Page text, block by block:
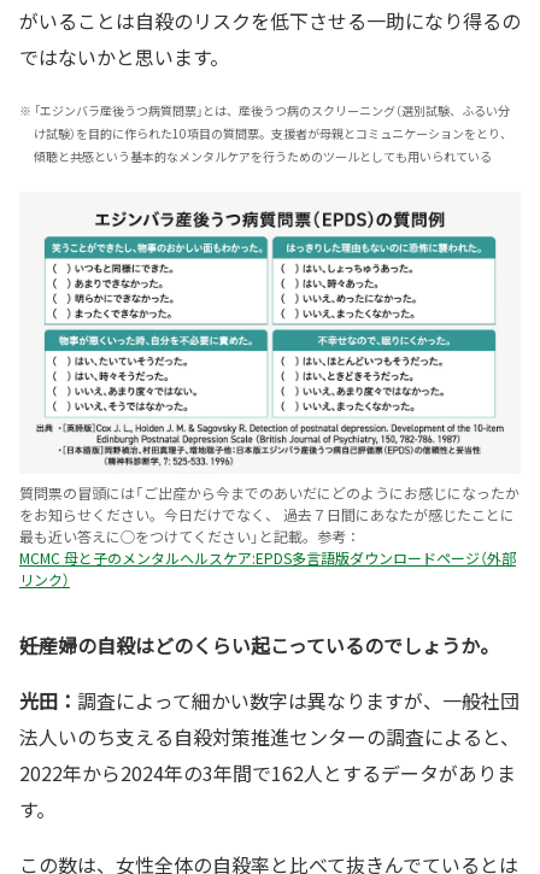
がいることは自殺のリスクを低下させる一助になり得るの
ではないかと思います。
※ 「エジンバラ産後うつ病質問票」とは、産後うつ病のスクリーニング（選別試験、ふるい分
け試験）を目的に作られた10項目の質問票。支援者が母親とコミュニケーションをとり、
傾聴と共感という基本的なメンタルケアを行うためのツールとしても用いられている
質問票の冒頭には「ご出産から今までのあいだにどのようにお感じになったか
をお知らせください。今日だけでなく、 過去７日間にあなたが感じたことに
最も近い答えに○をつけてください」と記載。参考：
MCMC 母と子のメンタルヘルスケア:EPDS多言語版ダウンロードページ（外部
リンク）
――妊産婦の自殺はどのくらい起こっているのでしょうか。
光田： 調査によって細かい数字は異なりますが、一般社団
法人いのち支える自殺対策推進センターの調査によると、
2022年から2024年の3年間で162人とするデータがありま
す。
この数は、女性全体の自殺率と比べて抜きんでているとは